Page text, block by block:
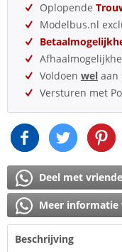
Oplopende
Modelbus.nl
Voldoen wel aan
Versturen met
Deel met
Meer informatie
Beschrijving